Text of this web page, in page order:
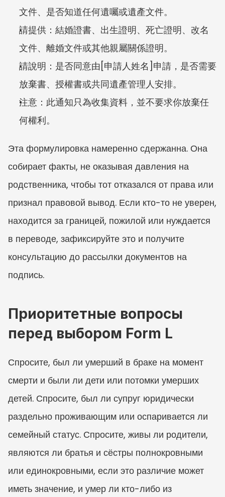
文件、是否知道任何遺囑或遺產文件。
請提供：結婚證書、出生證明、死亡證明、改名
文件、離婚文件或其他親屬關係證明。
請說明：是否同意由[申請人姓名]申請，是否需要
放棄書、授權書或共同遺產管理人安排。
注意：此通知只為收集資料，並不要求你放棄任
何權利。
Эта формулировка намеренно сдержанна. Она
собирает факты, не оказывая давления на
родственника, чтобы тот отказался от права или
признал правовой вывод. Если кто-то не уверен,
находится за границей, пожилой или нуждается
в переводе, зафиксируйте это и получите
консультацию до рассылки документов на
подпись.
Приоритетные вопросы
перед выбором Form L
Спросите, был ли умерший в браке на момент
смерти и были ли дети или потомки умерших
детей. Спросите, был ли супруг юридически
раздельно проживающим или оспаривается ли
семейный статус. Спросите, живы ли родители,
являются ли братья и сёстры полнокровными
или единокровными, если это различие может
иметь значение, и умер ли кто-либо из